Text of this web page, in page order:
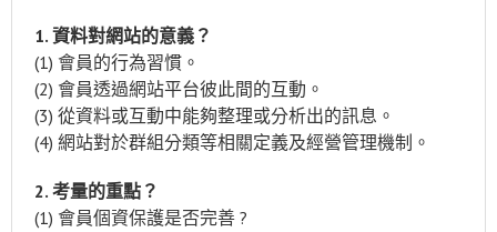
1. 資料對網站的意義？
(1) 會員的行為習慣。
(2) 會員透過網站平台彼此間的互動。
(3) 從資料或互動中能夠整理或分析出的訊息。
(4) 網站對於群組分類等相關定義及經營管理機制。
2. 考量的重點？
(1) 會員個資保護是否完善 ?